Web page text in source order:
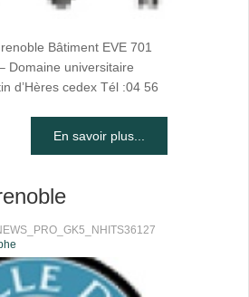
Bâtiment EVE 701
Domaine universitaire
d’Hères cedex Tél :04 56
En savoir plus...